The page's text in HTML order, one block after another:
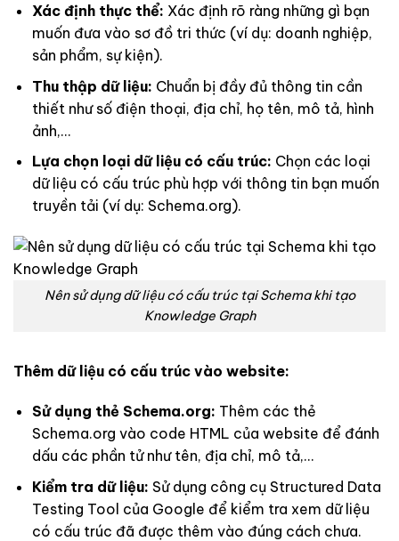
Xác định thực thể: Xác định rõ ràng những gì bạn
muốn đưa vào sơ đồ tri thức (ví dụ: doanh nghiệp,
sản phẩm, sự kiện).
Thu thập dữ liệu: Chuẩn bị đầy đủ thông tin cần
thiết như số điện thoại, địa chỉ, họ tên, mô tả, hình
ảnh,…
Lựa chọn loại dữ liệu có cấu trúc: Chọn các loại
dữ liệu có cấu trúc phù hợp với thông tin bạn muốn
truyền tải (ví dụ: Schema.org).
Nên sử dụng dữ liệu có cấu trúc tại Schema khi tạo
Knowledge Graph
Thêm dữ liệu có cấu trúc vào website:
Sử dụng thẻ Schema.org: Thêm các thẻ
Schema.org vào code HTML của website để đánh
dấu các phần tử như tên, địa chỉ, mô tả,…
Kiểm tra dữ liệu: Sử dụng công cụ Structured Data
Testing Tool của Google để kiểm tra xem dữ liệu
có cấu trúc đã được thêm vào đúng cách chưa.